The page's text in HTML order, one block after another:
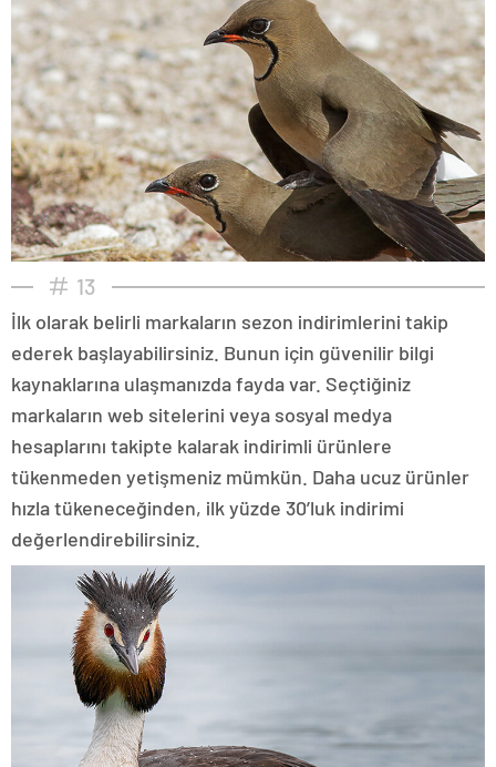
13
İlk olarak belirli markaların sezon indirimlerini takip
ederek başlayabilirsiniz. Bunun için güvenilir bilgi
kaynaklarına ulaşmanızda fayda var. Seçtiğiniz
markaların web sitelerini veya sosyal medya
hesaplarını takipte kalarak indirimli ürünlere
tükenmeden yetişmeniz mümkün. Daha ucuz ürünler
hızla tükeneceğinden, ilk yüzde 30’luk indirimi
değerlendirebilirsiniz.